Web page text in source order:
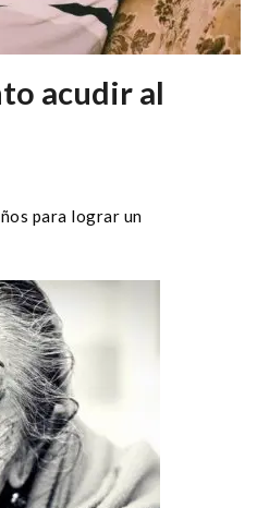
acudir al
para lograr un